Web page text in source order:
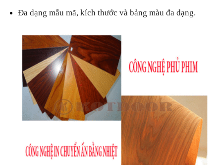
Đa dạng mẫu mã, kích thước và bảng màu đa dạng.